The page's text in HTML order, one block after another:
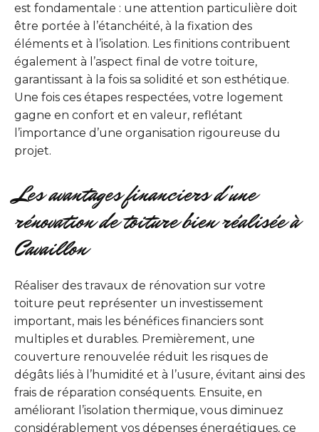
est fondamentale : une attention particulière doit
être portée à l’étanchéité, à la fixation des
éléments et à l’isolation. Les finitions contribuent
également à l’aspect final de votre toiture,
garantissant à la fois sa solidité et son esthétique.
Une fois ces étapes respectées, votre logement
gagne en confort et en valeur, reflétant
l’importance d’une organisation rigoureuse du
projet.
Les avantages financiers d’une
rénovation de toiture bien réalisée à
Cavaillon
Réaliser des travaux de rénovation sur votre
toiture peut représenter un investissement
important, mais les bénéfices financiers sont
multiples et durables. Premièrement, une
couverture renouvelée réduit les risques de
dégâts liés à l’humidité et à l’usure, évitant ainsi des
frais de réparation conséquents. Ensuite, en
améliorant l’isolation thermique, vous diminuez
considérablement vos dépenses énergétiques, ce